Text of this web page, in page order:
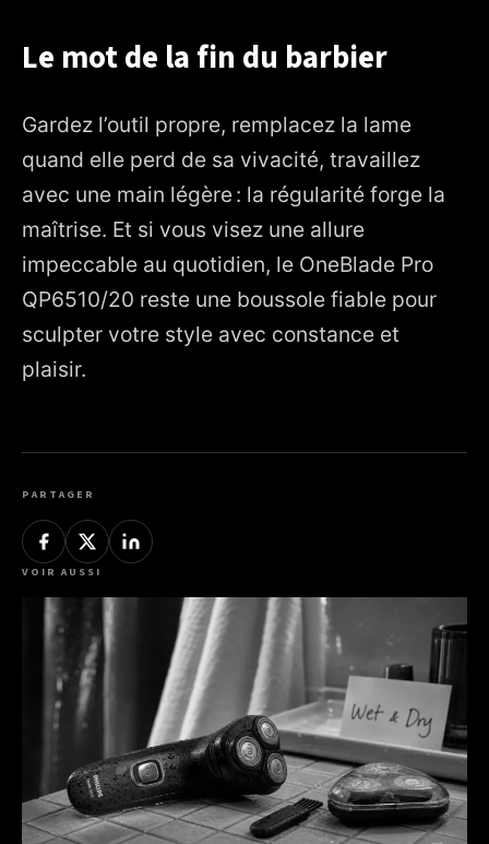
Le mot de la fin du barbier
Gardez l’outil propre, remplacez la lame
quand elle perd de sa vivacité, travaillez
avec une main légère : la régularité forge la
maîtrise. Et si vous visez une allure
impeccable au quotidien, le OneBlade Pro
QP6510/20 reste une boussole fiable pour
sculpter votre style avec constance et
plaisir.
PARTAGER
VOIR AUSSI